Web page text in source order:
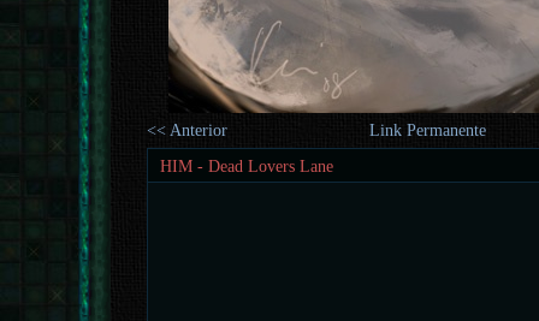
<< Anterior
Link Permanente
HIM - Dead Lovers Lane